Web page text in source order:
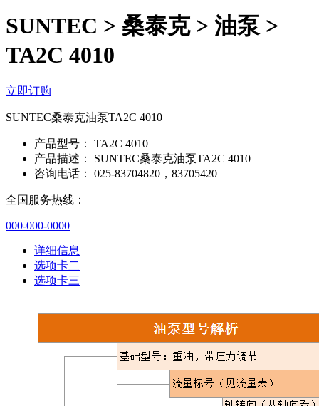
SUNTEC > 桑泰克 > 油泵 >
TA2C 4010
立即订购
SUNTEC桑泰克油泵TA2C 4010
产品型号：
TA2C 4010
产品描述：
SUNTEC桑泰克油泵TA2C 4010
咨询电话：
025-83704820，83705420
全国服务热线：
000-000-0000
详细信息
选项卡二
选项卡三